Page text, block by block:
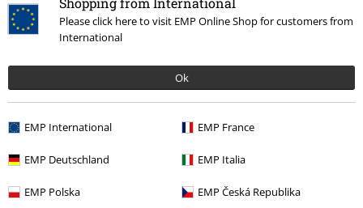
Please click here to visit EMP Online Shop for customers from
International
Ok
EMP International EMP France
EMP Deutschland EMP Italia
EMP Polska EMP Česká Republika
3 Recensioner
Postat den: lördag, 25 mars 2023
Favorit shorts
Älskar dessa shorts! De är så fina och har bra kvalitet, de är också
väldigt sköna att ha på sig.
Ser att många tycker att storlekarna är konstiga, men jag upplever
att storleken jag valde är normal.